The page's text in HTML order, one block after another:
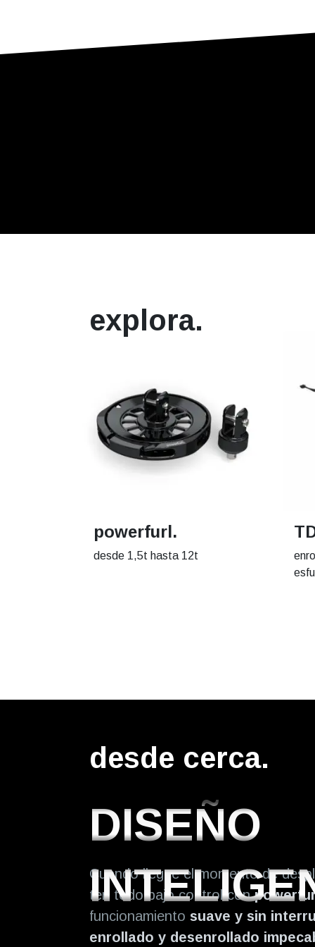
explora.
powerfurl.
desde 1,5t hasta 12t
desde cerca.
DISEÑO
Cuando llegue el momento de
ten todo bajo control con
funcionamiento suave y sin
enrollado y desenrollado